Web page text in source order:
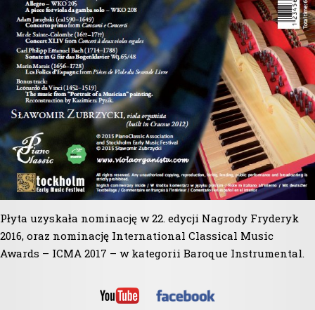
Płyta uzyskała nominację w 22. edycji Nagrody Fryderyk
2016, oraz nominację International Classical Music
Awards – ICMA 2017 – w kategorii Baroque Instrumental.